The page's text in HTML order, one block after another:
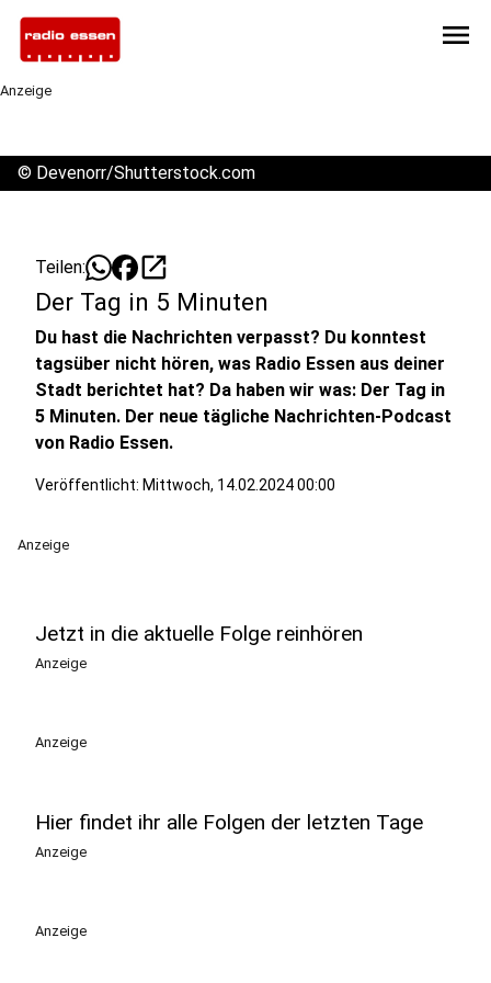
menu
Anzeige
© Devenorr/Shutterstock.com
Teilen: open_in_new
Der Tag in 5 Minuten
Du hast die Nachrichten verpasst? Du konntest
tagsüber nicht hören, was Radio Essen aus deiner
Stadt berichtet hat? Da haben wir was: Der Tag in
5 Minuten. Der neue tägliche Nachrichten-Podcast
von Radio Essen.
Veröffentlicht: Mittwoch, 14.02.2024 00:00
Anzeige
Jetzt in die aktuelle Folge reinhören
Anzeige
Anzeige
Hier findet ihr alle Folgen der letzten Tage
Anzeige
Anzeige